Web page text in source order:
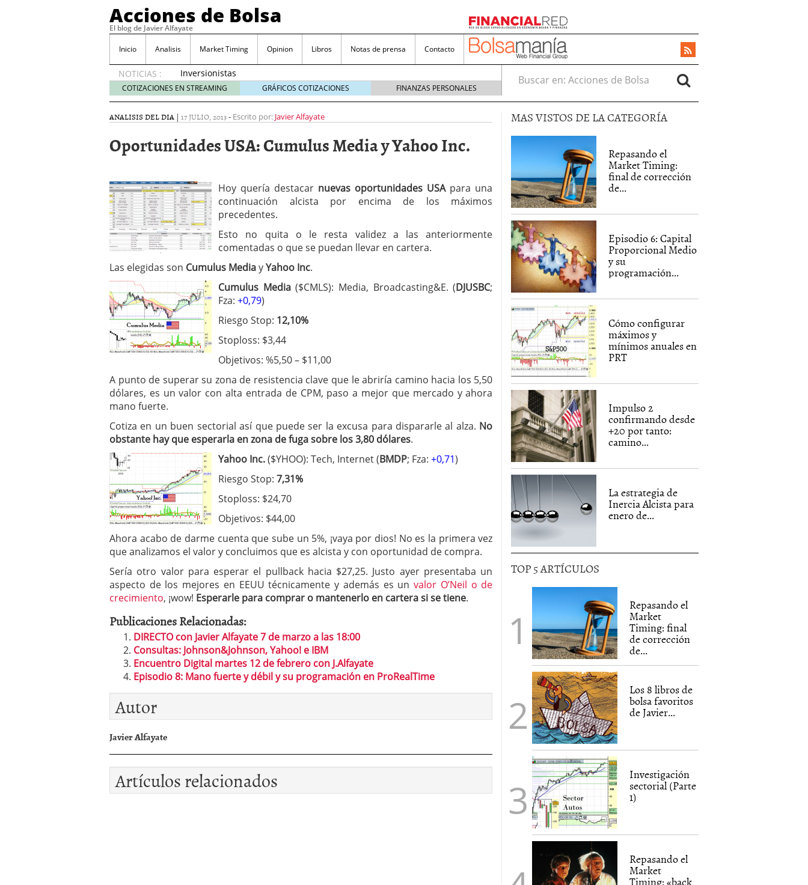
Acciones de Bolsa
El blog de Javier Alfayate
Inicio Analisis Market Timing Opinion Libros Notas de prensa Contacto
NOTICIAS :
Inversionistas
VIP en
México
creciente
por SIFX
Qué es una acción infravalorada y por qué no hay que perderlas de vista
noviembre 30, 2024
Entendiendo los ETF de Bitcoin noviembre 22, 2024
Dividend Kings: empresas que destacan por sus dividendos constantes
noviembre 12, 2024
Descubre RealAdvisor: Una poderosa herramienta para tus inversiones
inmobiliarias septiembre 23, 2024
COTIZACIONES EN STREAMING GRÁFICOS COTIZACIONES FINANZAS PERSONALES
Buscar en:
ANALISIS DEL DIA | 17 JULIO, 2013- Escrito por: Javier Alfayate
Oportunidades USA: Cumulus Media y Yahoo Inc.
Hoy quería destacar nuevas oportunidades USApara una
continuación alcista por encima de los máximos
precedentes.
Esto no quita o le resta validez a las anteriormente
comentadas o que se puedan llevar en cartera.
Las elegidas son Cumulus MediayYahoo Inc.
Cumulus Media($CMLS): Media, Broadcasting&E. (DJUSBC;
Fza: +0,79)
Riesgo Stop: 12,10%
Stoploss: $3,44
Objetivos: %5,50 – $11,00
A punto de superar su zona de resistencia clave que le abriría camino hacia los 5,50
dólares, es un valor con alta entrada de CPM, paso a mejor que mercado y ahora
mano fuerte.
Cotiza en un buen sectorial así que puede ser la excusa para dispararle al alza. No
obstante hay que esperarla en zona de fuga sobre los 3,80 dólares.
Yahoo Inc.($YHOO): Tech, Internet (BMDP; Fza: +0,71)
Riesgo Stop: 7,31%
Stoploss: $24,70
Objetivos: $44,00
Ahora acabo de darme cuenta que sube un 5%, ¡vaya por dios! No es la primera vez
que analizamos el valor y concluimos que es alcista y con oportunidad de compra.
Sería otro valor para esperar el pullback hacia $27,25. Justo ayer presentaba un
aspecto de los mejores en EEUU técnicamente y además es unvalor O’Neil o de
crecimiento, ¡wow! Esperarle para comprar o mantenerlo en cartera si se tiene.
Publicaciones Relacionadas:
DIRECTO con Javier Alfayate 7 de marzo a las 18:00
Consultas: Johnson&Johnson, Yahoo! e IBM
Encuentro Digital martes 12 de febrero con J.Alfayate
Episodio 8: Mano fuerte y débil y su programación en ProRealTime
Autor
Javier Alfayate
Artículos relacionados
MAS VISTOS DE LA CATEGORÍA
Repasando el
Market Timing:
final de corrección
de...
Episodio 6: Capital
Proporcional Medio
y su
programación...
Cómo configurar
máximos y
mínimos anuales en
PRT
Impulso 2
confirmando desde
+20 por tanto:
camino...
La estrategia de
Inercia Alcista para
enero de...
TOP 5 ARTÍCULOS
Repasando el
Market
Timing: final
de corrección
de...
Los 8 libros de
bolsa favoritos
de Javier...
Investigación
sectorial (Parte
1)
Repasando el
Market
Timing: «back